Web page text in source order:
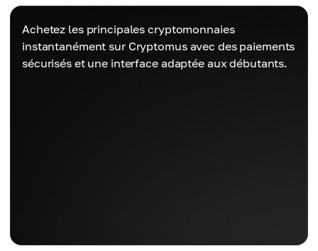
Achetez les principales cryptomonnaies
instantanément sur Cryptomus avec des paiements
sécurisés et une interface adaptée aux débutants.